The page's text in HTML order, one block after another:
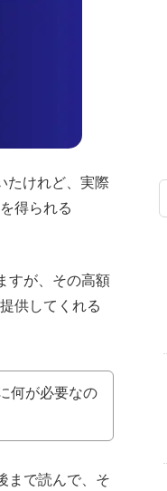
たけれど、実際
得られる
すが、その高額
供してくれる
何が必要なの
まで読んで、そ